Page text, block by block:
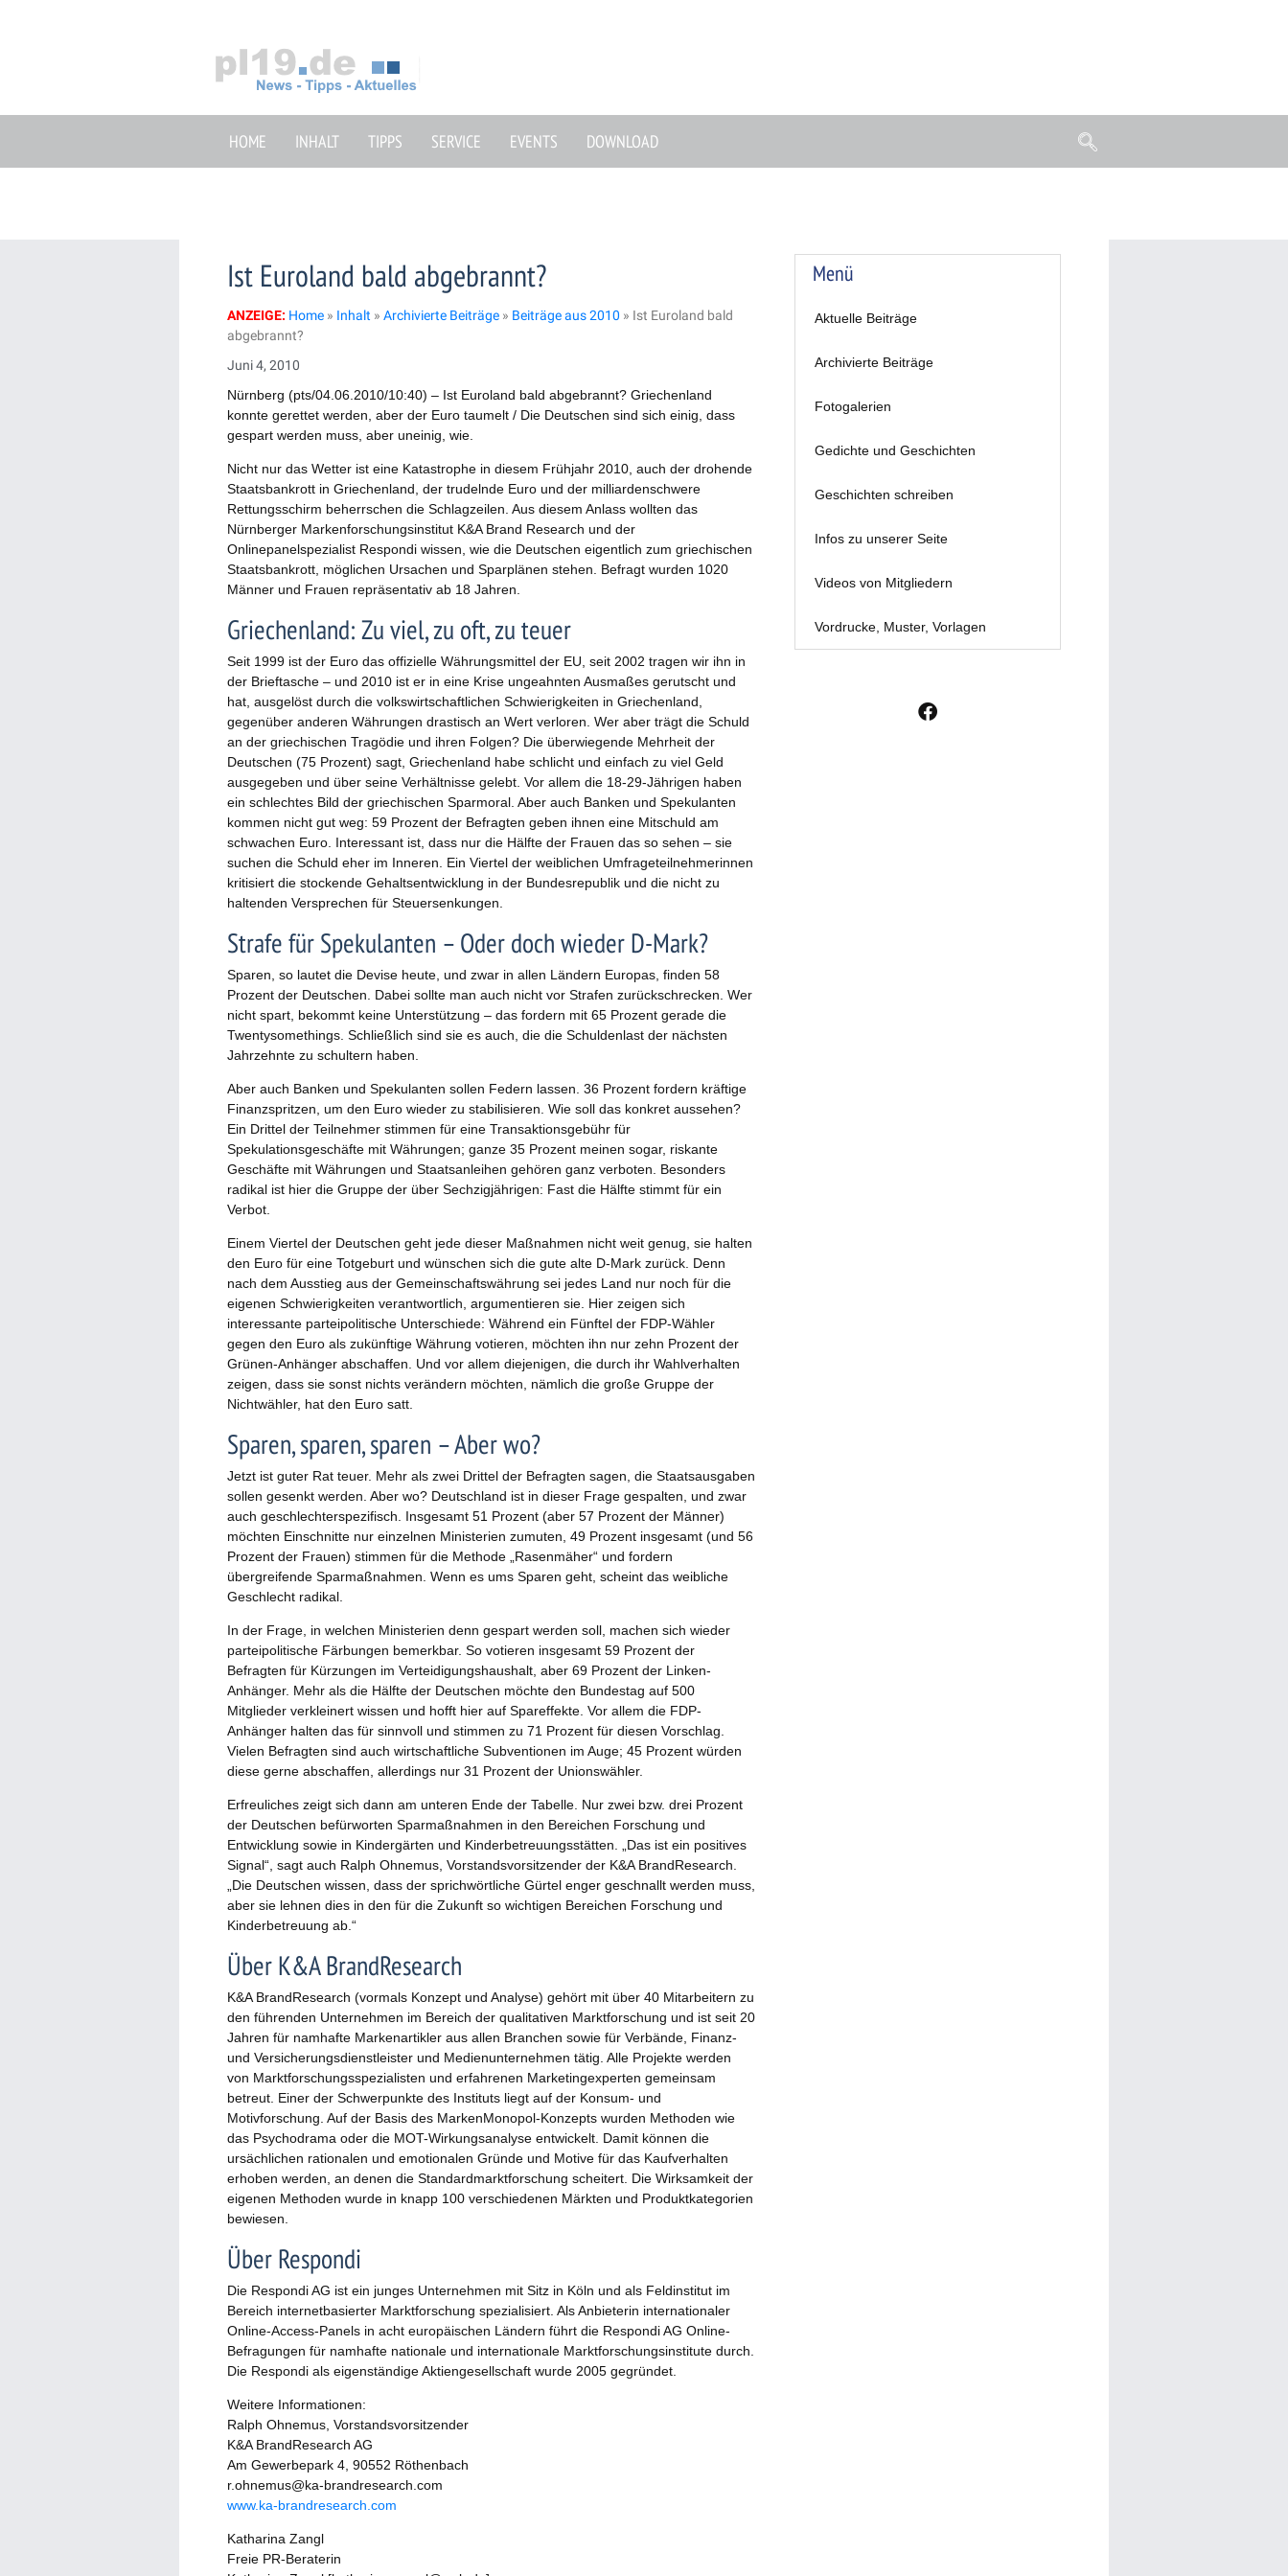
HOME INHALT TIPPS SERVICE EVENTS DOWNLOAD
Ist Euroland bald abgebrannt?
ANZEIGE: Home » Inhalt » Archivierte Beiträge » Beiträge aus 2010 » Ist Euroland bald
abgebrannt?
Juni 4, 2010
Nürnberg (pts/04.06.2010/10:40) – Ist Euroland bald abgebrannt? Griechenland
konnte gerettet werden, aber der Euro taumelt / Die Deutschen sind sich einig, dass
gespart werden muss, aber uneinig, wie.
Nicht nur das Wetter ist eine Katastrophe in diesem Frühjahr 2010, auch der drohende
Staatsbankrott in Griechenland, der trudelnde Euro und der milliardenschwere
Rettungsschirm beherrschen die Schlagzeilen. Aus diesem Anlass wollten das
Nürnberger Markenforschungsinstitut K&A Brand Research und der
Onlinepanelspezialist Respondi wissen, wie die Deutschen eigentlich zum griechischen
Staatsbankrott, möglichen Ursachen und Sparplänen stehen. Befragt wurden 1020
Männer und Frauen repräsentativ ab 18 Jahren.
Griechenland: Zu viel, zu oft, zu teuer
Seit 1999 ist der Euro das offizielle Währungsmittel der EU, seit 2002 tragen wir ihn in
der Brieftasche – und 2010 ist er in eine Krise ungeahnten Ausmaßes gerutscht und
hat, ausgelöst durch die volkswirtschaftlichen Schwierigkeiten in Griechenland,
gegenüber anderen Währungen drastisch an Wert verloren. Wer aber trägt die Schuld
an der griechischen Tragödie und ihren Folgen? Die überwiegende Mehrheit der
Deutschen (75 Prozent) sagt, Griechenland habe schlicht und einfach zu viel Geld
ausgegeben und über seine Verhältnisse gelebt. Vor allem die 18-29-Jährigen haben
ein schlechtes Bild der griechischen Sparmoral. Aber auch Banken und Spekulanten
kommen nicht gut weg: 59 Prozent der Befragten geben ihnen eine Mitschuld am
schwachen Euro. Interessant ist, dass nur die Hälfte der Frauen das so sehen – sie
suchen die Schuld eher im Inneren. Ein Viertel der weiblichen Umfrageteilnehmerinnen
kritisiert die stockende Gehaltsentwicklung in der Bundesrepublik und die nicht zu
haltenden Versprechen für Steuersenkungen.
Strafe für Spekulanten – Oder doch wieder D-Mark?
Sparen, so lautet die Devise heute, und zwar in allen Ländern Europas, finden 58
Prozent der Deutschen. Dabei sollte man auch nicht vor Strafen zurückschrecken. Wer
nicht spart, bekommt keine Unterstützung – das fordern mit 65 Prozent gerade die
Twentysomethings. Schließlich sind sie es auch, die die Schuldenlast der nächsten
Jahrzehnte zu schultern haben.
Aber auch Banken und Spekulanten sollen Federn lassen. 36 Prozent fordern kräftige
Finanzspritzen, um den Euro wieder zu stabilisieren. Wie soll das konkret aussehen?
Ein Drittel der Teilnehmer stimmen für eine Transaktionsgebühr für
Spekulationsgeschäfte mit Währungen; ganze 35 Prozent meinen sogar, riskante
Geschäfte mit Währungen und Staatsanleihen gehören ganz verboten. Besonders
radikal ist hier die Gruppe der über Sechzigjährigen: Fast die Hälfte stimmt für ein
Verbot.
Einem Viertel der Deutschen geht jede dieser Maßnahmen nicht weit genug, sie halten
den Euro für eine Totgeburt und wünschen sich die gute alte D-Mark zurück. Denn
nach dem Ausstieg aus der Gemeinschaftswährung sei jedes Land nur noch für die
eigenen Schwierigkeiten verantwortlich, argumentieren sie. Hier zeigen sich
interessante parteipolitische Unterschiede: Während ein Fünftel der FDP-Wähler
gegen den Euro als zukünftige Währung votieren, möchten ihn nur zehn Prozent der
Grünen-Anhänger abschaffen. Und vor allem diejenigen, die durch ihr Wahlverhalten
zeigen, dass sie sonst nichts verändern möchten, nämlich die große Gruppe der
Nichtwähler, hat den Euro satt.
Sparen, sparen, sparen – Aber wo?
Jetzt ist guter Rat teuer. Mehr als zwei Drittel der Befragten sagen, die Staatsausgaben
sollen gesenkt werden. Aber wo? Deutschland ist in dieser Frage gespalten, und zwar
auch geschlechterspezifisch. Insgesamt 51 Prozent (aber 57 Prozent der Männer)
möchten Einschnitte nur einzelnen Ministerien zumuten, 49 Prozent insgesamt (und 56
Prozent der Frauen) stimmen für die Methode „Rasenmäher“ und fordern
übergreifende Sparmaßnahmen. Wenn es ums Sparen geht, scheint das weibliche
Geschlecht radikal.
In der Frage, in welchen Ministerien denn gespart werden soll, machen sich wieder
parteipolitische Färbungen bemerkbar. So votieren insgesamt 59 Prozent der
Befragten für Kürzungen im Verteidigungshaushalt, aber 69 Prozent der Linken-
Anhänger. Mehr als die Hälfte der Deutschen möchte den Bundestag auf 500
Mitglieder verkleinert wissen und hofft hier auf Spareffekte. Vor allem die FDP-
Anhänger halten das für sinnvoll und stimmen zu 71 Prozent für diesen Vorschlag.
Vielen Befragten sind auch wirtschaftliche Subventionen im Auge; 45 Prozent würden
diese gerne abschaffen, allerdings nur 31 Prozent der Unionswähler.
Erfreuliches zeigt sich dann am unteren Ende der Tabelle. Nur zwei bzw. drei Prozent
der Deutschen befürworten Sparmaßnahmen in den Bereichen Forschung und
Entwicklung sowie in Kindergärten und Kinderbetreuungsstätten. „Das ist ein positives
Signal“, sagt auch Ralph Ohnemus, Vorstandsvorsitzender der K&A BrandResearch.
„Die Deutschen wissen, dass der sprichwörtliche Gürtel enger geschnallt werden muss,
aber sie lehnen dies in den für die Zukunft so wichtigen Bereichen Forschung und
Kinderbetreuung ab.“
Über K&A BrandResearch
K&A BrandResearch (vormals Konzept und Analyse) gehört mit über 40 Mitarbeitern zu
den führenden Unternehmen im Bereich der qualitativen Marktforschung und ist seit 20
Jahren für namhafte Markenartikler aus allen Branchen sowie für Verbände, Finanz-
und Versicherungsdienstleister und Medienunternehmen tätig. Alle Projekte werden
von Marktforschungsspezialisten und erfahrenen Marketingexperten gemeinsam
betreut. Einer der Schwerpunkte des Instituts liegt auf der Konsum- und
Motivforschung. Auf der Basis des MarkenMonopol-Konzepts wurden Methoden wie
das Psychodrama oder die MOT-Wirkungsanalyse entwickelt. Damit können die
ursächlichen rationalen und emotionalen Gründe und Motive für das Kaufverhalten
erhoben werden, an denen die Standardmarktforschung scheitert. Die Wirksamkeit der
eigenen Methoden wurde in knapp 100 verschiedenen Märkten und Produktkategorien
bewiesen.
Über Respondi
Die Respondi AG ist ein junges Unternehmen mit Sitz in Köln und als Feldinstitut im
Bereich internetbasierter Marktforschung spezialisiert. Als Anbieterin internationaler
Online-Access-Panels in acht europäischen Ländern führt die Respondi AG Online-
Befragungen für namhafte nationale und internationale Marktforschungsinstitute durch.
Die Respondi als eigenständige Aktiengesellschaft wurde 2005 gegründet.
Weitere Informationen:
Ralph Ohnemus, Vorstandsvorsitzender
K&A BrandResearch AG
Am Gewerbepark 4, 90552 Röthenbach
r.ohnemus@ka-brandresearch.com
www.ka-brandresearch.com
Katharina Zangl
Freie PR-Beraterin
Menü
Aktuelle Beiträge
Archivierte Beiträge
Fotogalerien
Gedichte und Geschichten
Geschichten schreiben
Infos zu unserer Seite
Videos von Mitgliedern
Vordrucke, Muster, Vorlagen
F
a